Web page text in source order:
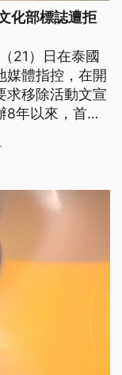
化部標誌遭拒
21）日在泰國
媒體指控，在開
求移除活動文宣
8年以來，首次
尚未對此做出